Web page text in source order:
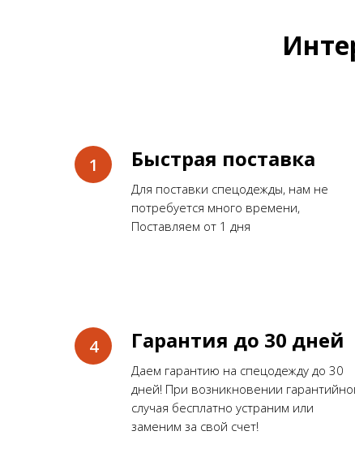
Быстрая поставка
Для поставки спецодежды, нам не
потребуется много времени,
Поставляем от 1 дня
Гарантия до 30 дней
Даем гарантию на спецодежду до 30
дней! При возникновении
случая бесплатно устраним или
заменим за свой счет!